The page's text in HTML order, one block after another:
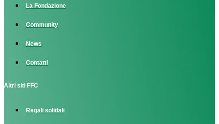
La Fondazione
Community
News
Contatti
Altri siti FFC
Regali solidali